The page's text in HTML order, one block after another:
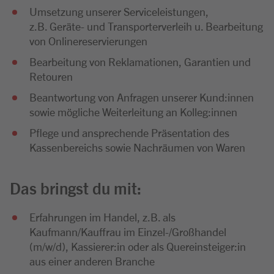
Umsetzung unserer Serviceleistungen,
z.B. Geräte- und Transporterverleih u. Bearbeitung
von Onlinereservierungen
Bearbeitung von Reklamationen, Garantien und
Retouren
Beantwortung von Anfragen unserer Kund:innen
sowie mögliche Weiterleitung an Kolleg:innen
Pflege und ansprechende Präsentation des
Kassenbereichs sowie Nachräumen von Waren
Das bringst du mit:
Erfahrungen im Handel, z.B. als
Kaufmann/Kauffrau im Einzel-/Großhandel
(m/w/d), Kassierer:in oder als Quereinsteiger:in
aus einer anderen Branche